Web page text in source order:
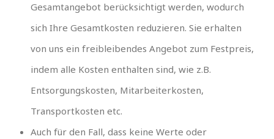
Gesamtangebot berücksichtigt werden, wodurch
sich Ihre Gesamtkosten reduzieren. Sie erhalten
von uns ein freibleibendes Angebot zum Festpreis,
indem alle Kosten enthalten sind, wie z.B.
Entsorgungskosten, Mitarbeiterkosten,
Transportkosten etc.
Auch für den Fall, dass keine Werte oder